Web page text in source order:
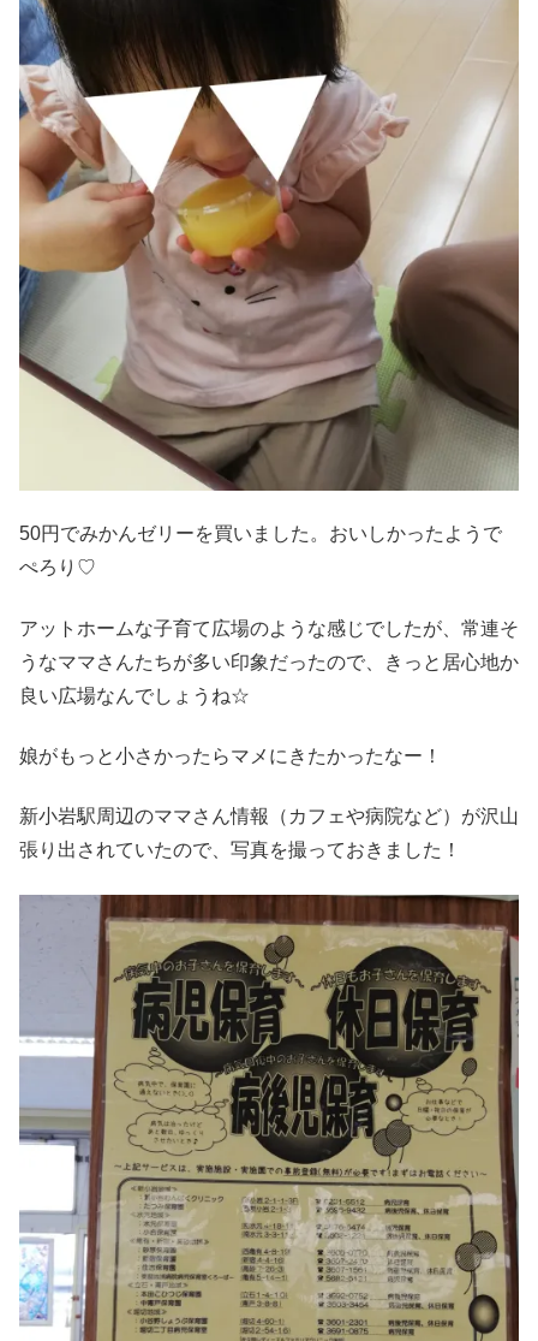
50円でみかんゼリーを買いました。おいしかったようで
ぺろり♡
アットホームな子育て広場のような感じでしたが、常連そ
うなママさんたちが多い印象だったので、きっと居心地か
良い広場なんでしょうね☆
娘がもっと小さかったらマメにきたかったなー！
新小岩駅周辺のママさん情報（カフェや病院など）が沢山
張り出されていたので、写真を撮っておきました！